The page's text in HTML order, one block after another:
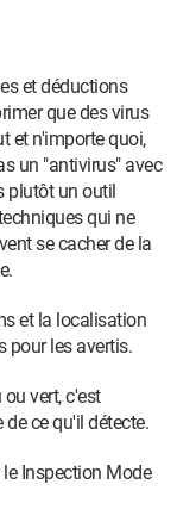
et déductions
que des virus
et n'importe quoi,
un "antivirus" avec
plutôt un outil
qui ne
se cacher de la
et la localisation
pour les avertis.
vert, c'est
ce qu'il détecte.
Inspection Mode